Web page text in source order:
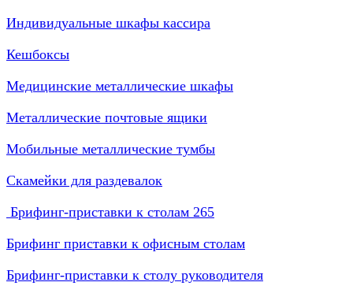
Индивидуальные шкафы кассира
Кешбоксы
Медицинские металлические шкафы
Металлические почтовые ящики
Мобильные металлические тумбы
Скамейки для раздевалок
Брифинг-приставки к столам 265
Брифинг приставки к офисным столам
Брифинг-приставки к столу руководителя